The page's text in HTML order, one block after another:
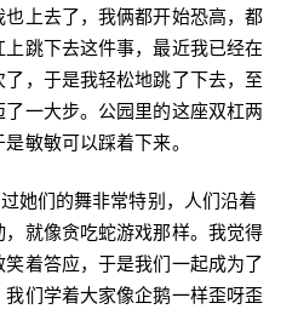
上去了，我俩都开始恐高，都
跳下去这件事，最近我已经在
，于是我轻松地跳了下去，至
一大步。公园里的这座双杠两
敏敏可以踩着下来。
她们的舞非常特别，人们沿着
就像贪吃蛇游戏那样。我觉得
着答应，于是我们一起成为了
们学着大家像企鹅一样歪呀歪